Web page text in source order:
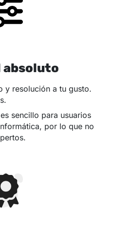
absoluto
y resolución a tu gusto.
sencillo para usuarios
por lo que no